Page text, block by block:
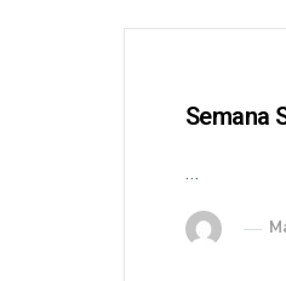
Semana
…